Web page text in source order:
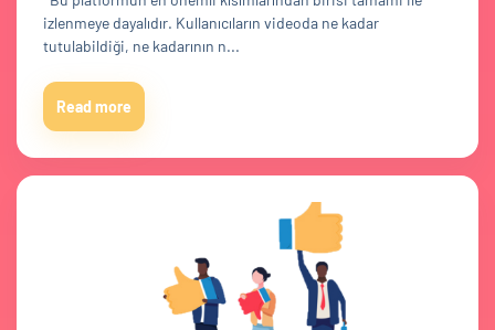
izlenmeye dayalıdır. Kullanıcıların videoda ne kadar
tutulabildiği, ne kadarının n...
Read more